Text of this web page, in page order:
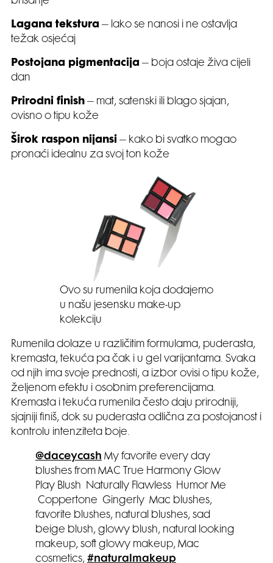
Lagana tekstura – lako se nanosi i ne ostavlja
težak osjećaj
Postojana pigmentacija – boja ostaje živa cijeli
dan
Prirodni finish – mat, satenski ili blago sjajan,
ovisno o tipu kože
Širok raspon nijansi – kako bi svatko mogao
pronaći idealnu za svoj ton kože
Ovo su rumenila koja dodajemo
u našu jesensku make-up
kolekciju
Rumenila dolaze u različitim formulama, puderasta,
kremasta, tekuća pa čak i u gel varijantama. Svaka
od njih ima svoje prednosti, a izbor ovisi o tipu kože,
željenom efektu i osobnim preferencijama.
Kremasta i tekuća rumenila često daju prirodniji,
sjajniji finiš, dok su puderasta odlična za postojanost i
kontrolu intenziteta boje.
@daceycash My favorite every day
blushes from MAC True Harmony Glow
Play Blush Naturally Flawless Humor Me
Coppertone Gingerly Mac blushes,
favorite blushes, natural blushes, sad
beige blush, glowy blush, natural looking
makeup, soft glowy makeup, Mac
cosmetics, #naturalmakeup